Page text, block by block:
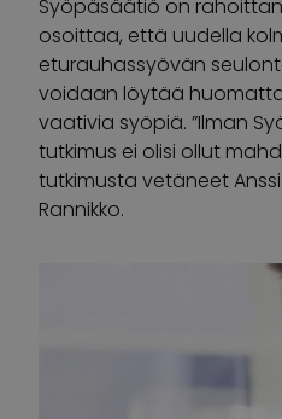
Syöpäsäätiö on
osoittaa, että uudella
eturauhassyövän
voidaan löytää
vaativia syöpiä. ”Ilman
tutkimus ei olisi ollut
tutkimusta vetäneet
Rannikko.